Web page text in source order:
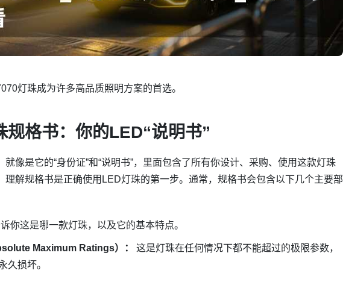
灯珠成为许多高品质照明方案的首选。
规格书：你的LED“说明书”
像是它的“身份证”和“说明书”，里面包含了所有你设计、采购、使用这款灯珠
理解规格书是正确使用LED灯珠的第一步。通常，规格书会包含以下几个主要部
你这是哪一款灯珠，以及它的基本特点。
Maximum Ratings）：
这是灯珠在任何情况下都不能超过的极限参数，
久损坏。